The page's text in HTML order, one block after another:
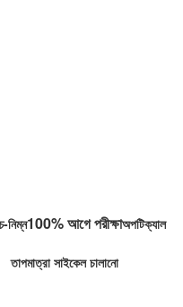
নিম্ন100% আগে পরীক্ষাঅপটিক্যাল
তাপমাত্রা সাইকেল চালানো